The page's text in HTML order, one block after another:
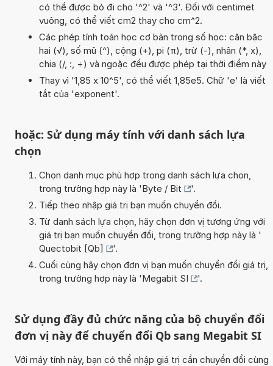
có thể được bỏ đi cho '^2' và '^3'. Đối với centimet
vuông, có thể viết cm2 thay cho cm^2.
Các phép tính toán học cơ bản trong số học: căn bậc
hai (√), số mũ (^), cộng (+), pi (π), trừ (-), nhân (*, x),
chia (/, :, ÷) và ngoặc đều được phép tại thời điểm này
Thay vì '1,85 x 10^5', có thể viết 1,85e5. Chữ 'e' là viết
tắt của 'exponent'.
hoặc: Sử dụng máy tính với danh sách lựa
chọn
Chọn danh mục phù hợp trong danh sách lựa chọn,
trong trường hợp này là 'Byte / Bit
'.
Tiếp theo nhập giá trị bạn muốn chuyển đổi.
Từ danh sách lựa chọn, hãy chọn đơn vị tương ứng với
giá trị bạn muốn chuyển đổi, trong trường hợp này là '
Quectobit [Qb]
'.
Cuối cùng hãy chọn đơn vị bạn muốn chuyển đổi giá trị,
trong trường hợp này là 'Megabit SI '.
Sử dụng đầy đủ chức năng của bộ chuyển đổi
đơn vị này để chuyển đổi Qb sang Megabit SI
Với máy tính này, bạn có thể nhập giá trị cần chuyển đổi cùng